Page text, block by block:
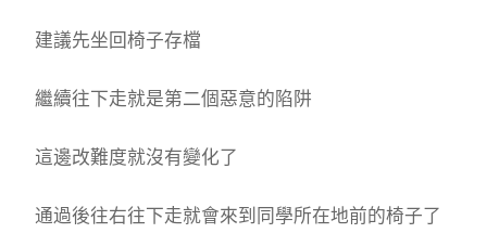
建議先坐回椅子存檔
繼續往下走就是第二個惡意的陷阱
這邊改難度就沒有變化了
通過後往右往下走就會來到同學所在地前的椅子了